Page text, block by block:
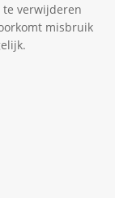
verwijderen
misbruik